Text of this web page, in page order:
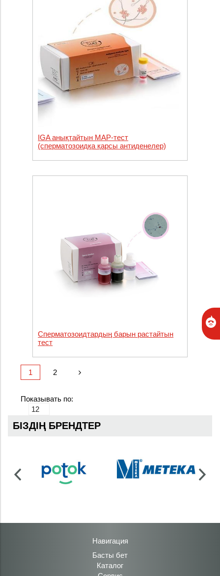
IGA анықтайтын МАР-тест
(сперматозоидқа қарсы антиденелер)
Сперматозоидтардың барын растайтын
тест
1 2
Показывать по:
БІЗДІҢ БРЕНДТЕР
Навигация
Басты бет
Каталог